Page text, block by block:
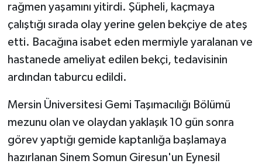
rağmen yaşamını yitirdi. Şüpheli, kaçmaya
çalıştığı sırada olay yerine gelen bekçiye de ateş
etti. Bacağına isabet eden mermiyle yaralanan ve
hastanede ameliyat edilen bekçi, tedavisinin
ardından taburcu edildi.
Mersin Üniversitesi Gemi Taşımacılığı Bölümü
mezunu olan ve olaydan yaklaşık 10 gün sonra
görev yaptığı gemide kaptanlığa başlamaya
hazırlanan Sinem Somun Giresun'un Eynesil